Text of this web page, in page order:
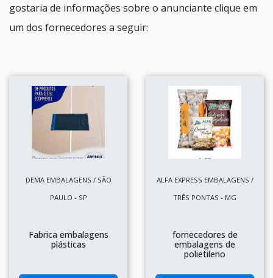
gostaria de informações sobre o anunciante clique em
um dos fornecedores a seguir:
DEMA EMBALAGENS / SÃO
PAULO - SP
Fabrica embalagens
plásticas
ALFA EXPRESS EMBALAGENS /
TRÊS PONTAS - MG
fornecedores de
embalagens de
polietileno